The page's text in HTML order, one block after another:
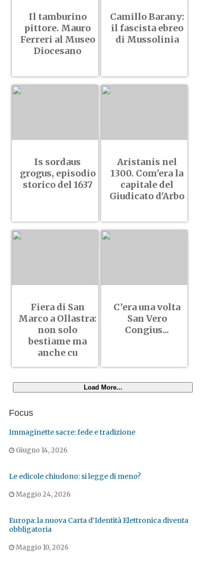
Il tamburino
pittore. Mauro
Ferreri al Museo
Diocesano
Camillo Barany:
il fascista ebreo
di Mussolinia
Is sordaus
grogus, episodio
storico del 1637
Aristanis nel
1300. Com'era la
capitale del
Giudicato d'Arbo
Fiera di San
Marco a Ollastra:
non solo
bestiame ma
anche cu
C’era una volta
San Vero
Congius...
Load More...
Focus
Immaginette sacre: fede e tradizione
Giugno 14, 2026
Le edicole chiudono: si legge di meno?
Maggio 24, 2026
Europa: la nuova Carta d'Identità Elettronica diventa
obbligatoria
Maggio 10, 2026